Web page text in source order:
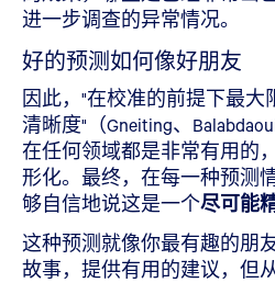
进一步调查的异常情况。
好的预测如何像好朋友
因此，"在校准的前提下最
清晰度"（Gneiting、
在任何领域都是非常有用的
形化。最终，在每一种预测
够自信地说这是一个尽可能
这种预测就像你最有趣的朋
故事，提供有用的建议，但